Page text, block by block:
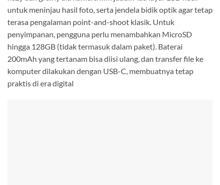
untuk meninjau hasil foto, serta jendela bidik optik agar tetap
terasa pengalaman point-and-shoot klasik. Untuk
penyimpanan, pengguna perlu menambahkan MicroSD
hingga 128GB (tidak termasuk dalam paket). Baterai
200mAh yang tertanam bisa diisi ulang, dan transfer file ke
komputer dilakukan dengan USB-C, membuatnya tetap
praktis di era digital